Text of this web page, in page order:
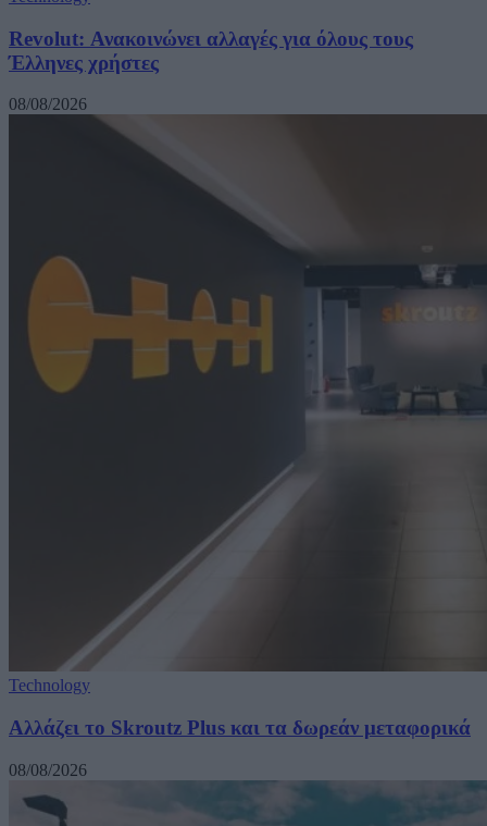
Revolut: Ανακοινώνει αλλαγές για όλους τους
Έλληνες χρήστες
08/08/2026
Technology
Αλλάζει το Skroutz Plus και τα δωρεάν μεταφορικά
08/08/2026